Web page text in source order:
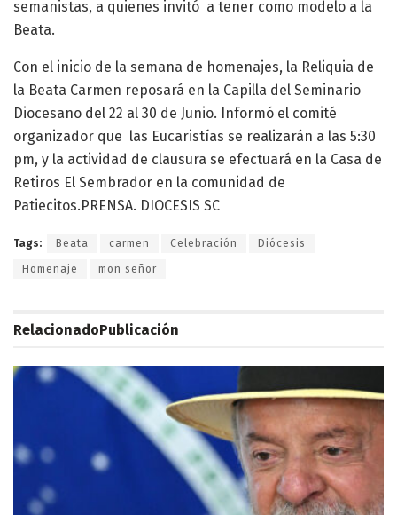
semanistas, a quienes invitó a tener como modelo a la
Beata.
Con el inicio de la semana de homenajes, la Reliquia de
la Beata Carmen reposará en la Capilla del Seminario
Diocesano del 22 al 30 de Junio. Informó el comité
organizador que las Eucaristías se realizarán a las 5:30
pm, y la actividad de clausura se efectuará en la Casa de
Retiros El Sembrador en la comunidad de
Patiecitos.PRENSA. DIOCESIS SC
Tags: Beata carmen Celebración Diócesis
Homenaje mon señor
RelacionadoPublicación